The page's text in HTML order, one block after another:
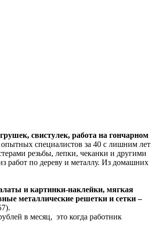
свистулек, работа на гончарном
специалистов за 40 с лишним лет
резьбы, лепки, чеканки и другими
работ по дереву и металлу. Из домашних
и картинки-наклейки, мягкая
металлические решетки и сетки –
в месяц, это когда работник